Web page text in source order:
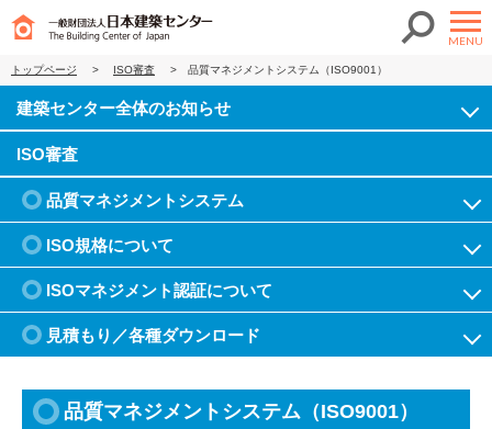
MENU
トップページ > ISO審査 > 品質マネジメントシステム（ISO9001）
建築センター全体のお知らせ
ISO審査
品質マネジメントシステム
ISO規格について
ISOマネジメント認証について
見積もり／各種ダウンロード
品質マネジメントシステム（ISO9001）